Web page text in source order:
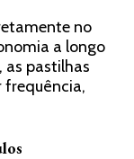
no
a longo
as pastilhas
frequência,